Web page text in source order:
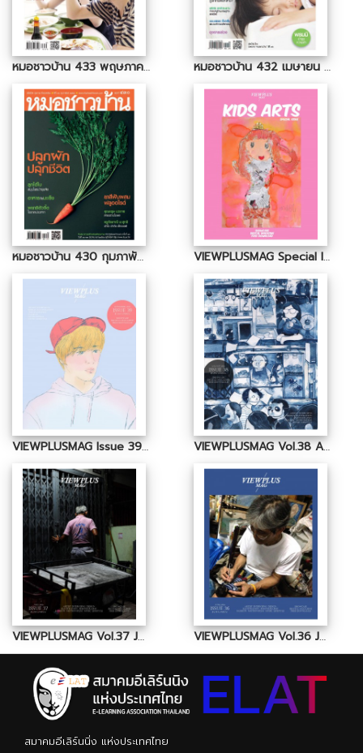
หมอชาวบ้าน 433 พฤษภาคม 2558 หมอชาวบ้าน 432 เมษายน 2558
หมอชาวบ้าน 430 กุมภาพันธ์ 2558 VIEWPLUSMAG Special Issue 01
VIEWPLUSMAG Issue 39 September 2016 VIEWPLUSMAG Vol.38 August 2016
VIEWPLUSMAG Vol.37 July 2016 VIEWPLUSMAG Vol.36 June 2016
สมาคมอีเลิร์นนิ่ง แห่งประเทศไทย